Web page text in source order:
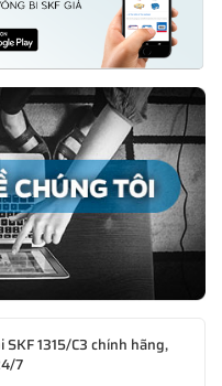
SKF 1315/C3 chính hãng,
7